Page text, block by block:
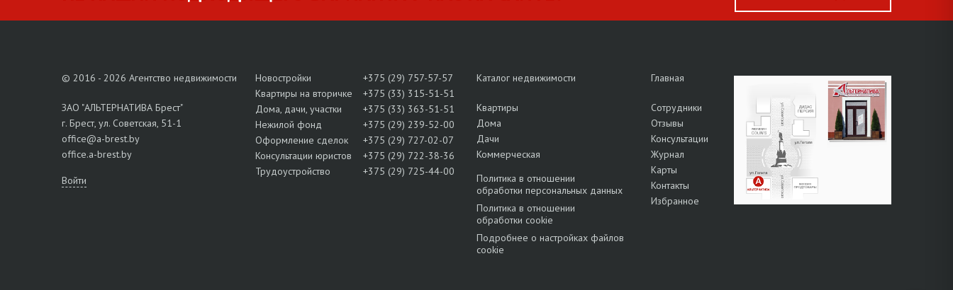
© 2016 - 2026 Агентство недвижимости
ЗАО "АЛЬТЕРНАТИВА Брест"
г. Брест, ул. Советская, 51-1
office@a-brest.by
office.a-brest.by
Войти
Новостройки
+375 (29) 757-57-57
Квартиры на вторичке
+375 (33) 315-51-51
Дома, дачи, участки
+375 (33) 363-51-51
Нежилой фонд
+375 (29) 239-52-00
Оформление сделок
+375 (29) 727-02-07
Консультации юристов
+375 (29) 722-38-36
Трудоустройство
+375 (29) 725-44-00
Каталог недвижимости
Квартиры
Дома
Дачи
Коммерческая
Политика в отношении
обработки персональных данных
Политика в отношении
обработки cookie
Подробнее о настройках файлов
cookie
Главная
Сотрудники
Отзывы
Консультации
Журнал
Карты
Контакты
Избранное